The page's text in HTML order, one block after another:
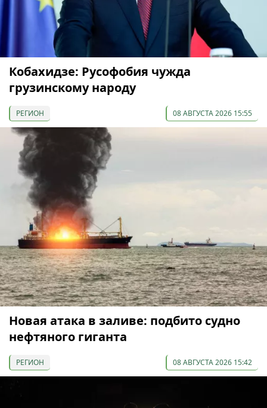
Кобахидзе: Русофобия чужда
грузинскому народу
РЕГИОН 08 АВГУСТА 2026 15:55
Новая атака в заливе: подбито судно
нефтяного гиганта
РЕГИОН 08 АВГУСТА 2026 15:42